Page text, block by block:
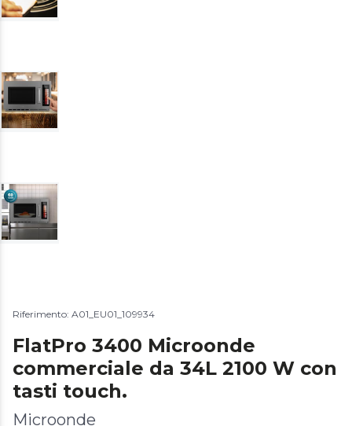
Riferimento: A01_EU01_109934
FlatPro 3400 Microonde
commerciale da 34L 2100 W con
tasti touch.
Microonde